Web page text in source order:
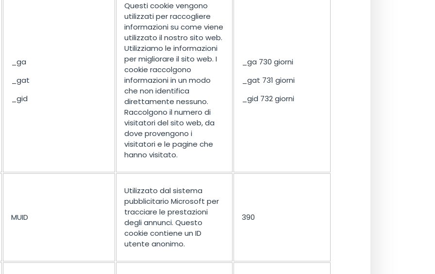
_ga
_gat
_gid
Questi cookie vengono
utilizzati per raccogliere
informazioni su come viene
utilizzato il nostro sito web.
Utilizziamo le informazioni
per migliorare il sito web. I
cookie raccolgono
informazioni in un modo
che non identifica
direttamente nessuno.
Raccolgono il numero di
visitatori del sito web, da
dove provengono i
visitatori e le pagine che
hanno visitato.
_ga 730 giorni
_gat 731 giorni
_gid 732 giorni
MUID
Utilizzato dal sistema
pubblicitario Microsoft per
tracciare le prestazioni
degli annunci. Questo
cookie contiene un ID
utente anonimo.
390